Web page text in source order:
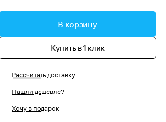
В корзину
Купить в 1 клик
Рассчитать доставку
Нашли дешевле?
Хочу в подарок